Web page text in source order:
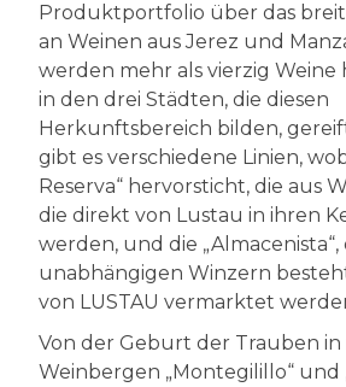
Produktportfolio über das
an Weinen aus Jerez und
werden mehr als vierzig Weine
in den drei Städten, die diesen
Herkunftsbereich bilden,
gibt es verschiedene Linien,
Reserva“ hervorsticht, die aus
die direkt von Lustau in ihren
werden, und die
unabhängigen Winzern
von LUSTAU vermarktet
Von der Geburt der Trauben in
Weinbergen „Montegilillo“ und